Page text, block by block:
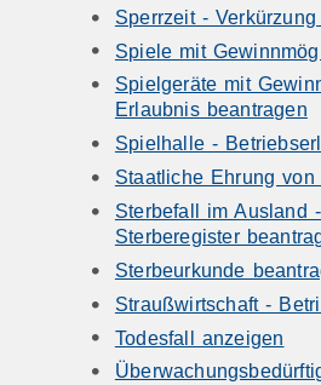
Sperrzeit -
Spiele mit
Spielgeräte mit
Erlaubnis beantragen
Spielhalle -
Staatliche Ehrung
Sterbefall im Ausland
Sterberegister
Sterbeurkunde
Straußwirtschaft -
Todesfall anzeigen